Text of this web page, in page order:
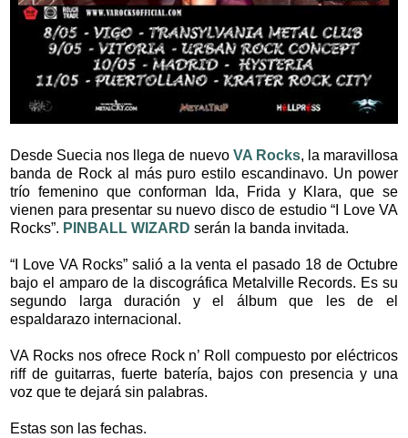
Desde Suecia nos llega de nuevo VA Rocks, la maravillosa
banda de Rock al más puro estilo escandinavo. Un power
trío femenino que conforman Ida, Frida y Klara, que se
vienen para presentar su nuevo disco de estudio “I Love VA
Rocks”. PINBALL WIZARD serán la banda invitada.
“I Love VA Rocks” salió a la venta el pasado 18 de Octubre
bajo el amparo de la discográfica Metalville Records. Es su
segundo larga duración y el álbum que les de el
espaldarazo internacional.
VA Rocks nos ofrece Rock n’ Roll compuesto por eléctricos
riff de guitarras, fuerte batería, bajos con presencia y una
voz que te dejará sin palabras.
Estas son las fechas.